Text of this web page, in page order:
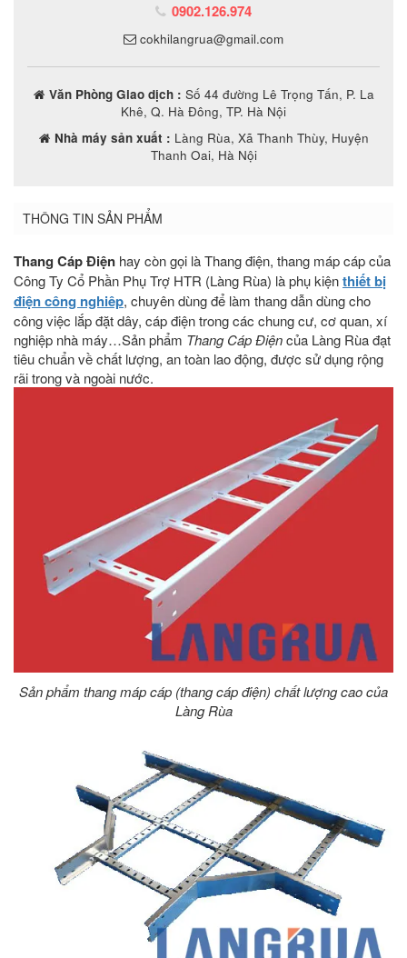
0902.126.974
cokhilangrua@gmail.com
Văn Phòng Giao dịch : Số 44 đường Lê Trọng Tấn, P. La
Khê, Q. Hà Đông, TP. Hà Nội
Nhà máy sản xuất : Làng Rùa, Xã Thanh Thùy, Huyện
Thanh Oai, Hà Nội
THÔNG TIN SẢN PHẨM
Thang Cáp Điện hay còn gọi là Thang điện, thang máp cáp của
Công Ty Cổ Phần Phụ Trợ HTR (Làng Rùa) là phụ kiệnthiết bị
điện công nghiêp, chuyên dùng để làm thang dẫn dùng cho
công việc lắp đặt dây, cáp điện trong các chung cư, cơ quan, xí
nghiệp nhà máy…Sản phẩm Thang Cáp Điệncủa Làng Rùa đạt
tiêu chuẩn về chất lượng, an toàn lao động, được sử dụng rộng
rãi trong và ngoài nước.
Sản phẩm thang máp cáp (thang cáp điện) chất lượng cao của
Làng Rùa